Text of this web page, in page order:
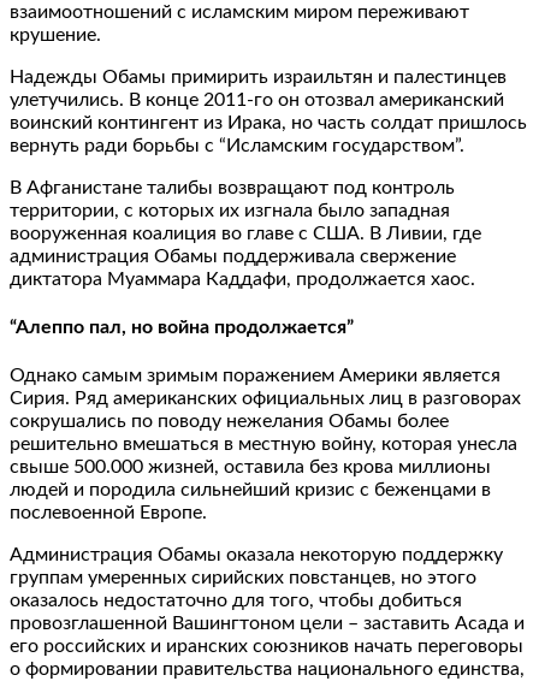
взаимоотношений с исламским миром переживают
крушение.
Надежды Обамы примирить израильтян и палестинцев
улетучились. В конце 2011-го он отозвал американский
воинский контингент из Ирака, но часть солдат пришлось
вернуть ради борьбы с “Исламским государством”.
В Афганистане талибы возвращают под контроль
территории, с которых их изгнала было западная
вооруженная коалиция во главе с США. В Ливии, где
администрация Обамы поддерживала свержение
диктатора Муаммара Каддафи, продолжается хаос.
“Алеппо пал, но война продолжается”
Однако самым зримым поражением Америки является
Сирия. Ряд американских официальных лиц в разговорах
сокрушались по поводу нежелания Обамы более
решительно вмешаться в местную войну, которая унесла
свыше 500.000 жизней, оставила без крова миллионы
людей и породила сильнейший кризис с беженцами в
послевоенной Европе.
Администрация Обамы оказала некоторую поддержку
группам умеренных сирийских повстанцев, но этого
оказалось недостаточно для того, чтобы добиться
провозглашенной Вашингтоном цели – заставить Асада и
его российских и иранских союзников начать переговоры
о формировании правительства национального единства,